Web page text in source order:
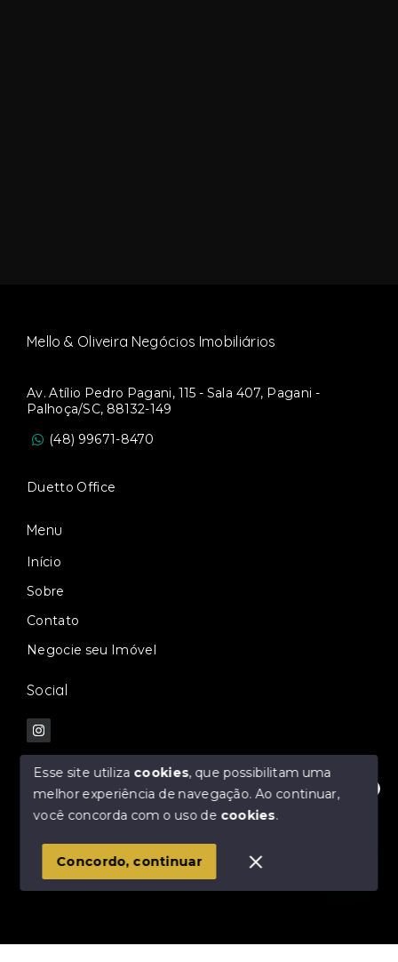
Fale com nossos especialistas!
Mello & Oliveira Negócios Imobiliários
Av. Atílio Pedro Pagani, 115 - Sala 407, Pagani -
Palhoça/SC, 88132-149
(48) 99671-8470
Duetto Office
Menu
Início
Sobre
Contato
Negocie seu Imóvel
Social
© Copyright 2026 - Mello & Oliveira Negócios
SITE PARA IMOBILIARIA
Esse site utiliza cookies, que possibilitam uma
melhor experiência de navegação.Ao continuar,
você concorda com o uso de cookies.
Concordo, continuar